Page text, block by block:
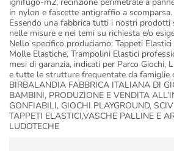
in nylon e fascette antigraffio a scomparsa.
Essendo una fabbrica tutti i nostri prodotti
nelle misure e nei temi su richiesta e/o
Nello specifico produciamo: Tappeti
Molle Elastiche, Trampolini Elastici
mesi di garanzia, indicati per Parco Giochi,
e tutte le strutture frequentate da famiglie
BIRBALANDIA FABBRICA ITALIANA DI
BAMBINI, PRODUZIONE E VENDITA
GONFIABILI, GIOCHI PLAYGROUND,
TAPPETI ELASTICI,VASCHE PALLINE E
LUDOTECHE